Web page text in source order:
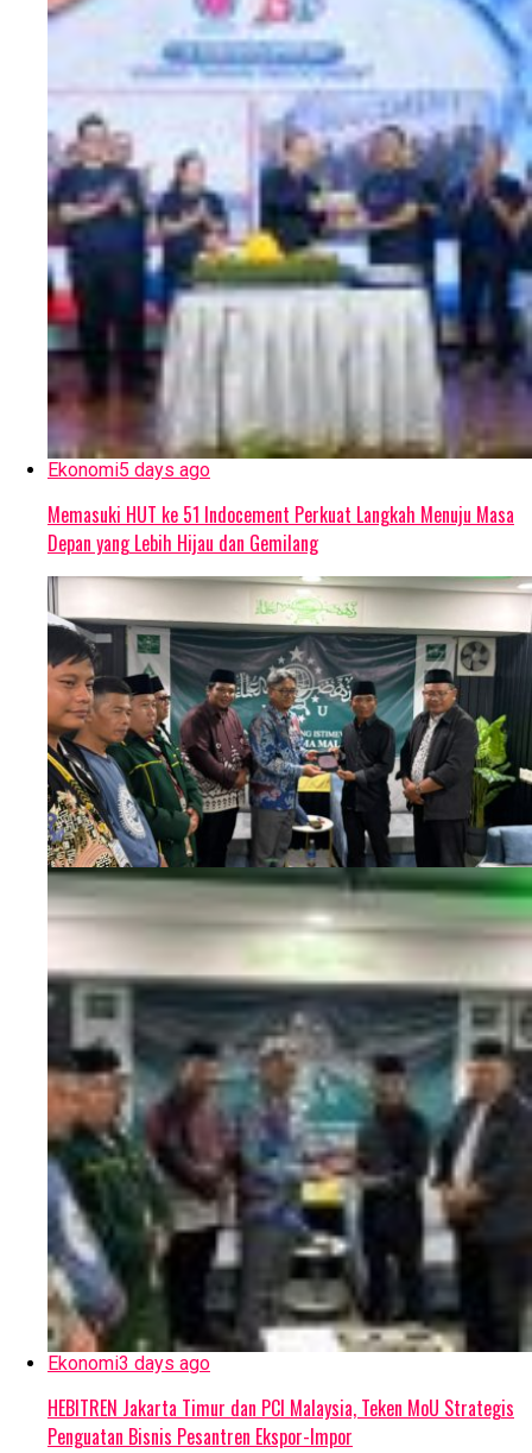
Ekonomi5 days ago
Memasuki HUT ke 51 Indocement Perkuat Langkah Menuju Masa
Depan yang Lebih Hijau dan Gemilang
Ekonomi3 days ago
HEBITREN Jakarta Timur dan PCI Malaysia, Teken MoU Strategis
Penguatan Bisnis Pesantren Ekspor-Impor